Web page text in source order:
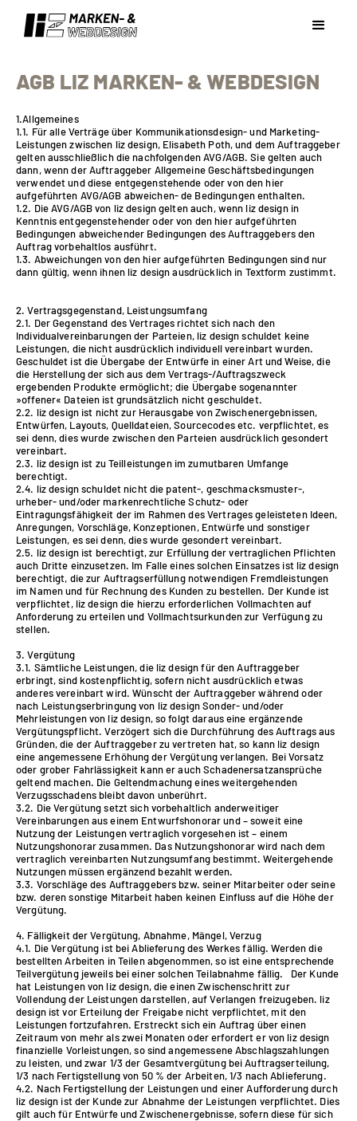
AGB LIZ MARKEN- & WEBDESIGN
1.Allgemeines
1.1. Für alle Verträge über Kommunikationsdesign- und Marketing-
Leistungen zwischen liz design, Elisabeth Poth, und dem Auftraggeber
gelten ausschließlich die nachfolgenden AVG/AGB. Sie gelten auch
dann, wenn der Auftraggeber Allgemeine Geschäftsbedingungen
verwendet und diese entgegenstehende oder von den hier
aufgeführten AVG/AGB abweichen- de Bedingungen enthalten.
1.2. Die AVG/AGB von liz design gelten auch, wenn liz design in
Kenntnis entgegenstehender oder von den hier aufgeführten
Bedingungen abweichender Bedingungen des Auftraggebers den
Auftrag vorbehaltlos ausführt.
1.3. Abweichungen von den hier aufgeführten Bedingungen sind nur
dann gültig, wenn ihnen liz design ausdrücklich in Textform zustimmt.
2. Vertragsgegenstand, Leistungsumfang
2.1. Der Gegenstand des Vertrages richtet sich nach den
Individualvereinbarungen der Parteien, liz design schuldet keine
Leistungen, die nicht ausdrücklich individuell vereinbart wurden.
Geschuldet ist die Übergabe der Entwürfe in einer Art und Weise, die
die Herstellung der sich aus dem Vertrags-/Auftragszweck
ergebenden Produkte ermöglicht; die Übergabe sogenannter
»offener« Dateien ist grundsätzlich nicht geschuldet.
2.2. liz design ist nicht zur Herausgabe von Zwischenergebnissen,
Entwürfen, Layouts, Quelldateien, Sourcecodes etc. verpflichtet, es
sei denn, dies wurde zwischen den Parteien ausdrücklich gesondert
vereinbart.
2.3. liz design ist zu Teilleistungen im zumutbaren Umfange
berechtigt.
2.4. liz design schuldet nicht die patent-, geschmacksmuster-,
urheber- und/oder markenrechtliche Schutz- oder
Eintragungsfähigkeit der im Rahmen des Vertrages geleisteten Ideen,
Anregungen, Vorschläge, Konzeptionen, Entwürfe und sonstiger
Leistungen, es sei denn, dies wurde gesondert vereinbart.
2.5. liz design ist berechtigt, zur Erfüllung der vertraglichen Pflichten
auch Dritte einzusetzen. Im Falle eines solchen Einsatzes ist liz design
berechtigt, die zur Auftragserfüllung notwendigen Fremdleistungen
im Namen und für Rechnung des Kunden zu bestellen. Der Kunde ist
verpflichtet, liz design die hierzu erforderlichen Vollmachten auf
Anforderung zu erteilen und Vollmachtsurkunden zur Verfügung zu
stellen.
3. Vergütung
3.1. Sämtliche Leistungen, die liz design für den Auftraggeber
erbringt, sind kostenpflichtig, sofern nicht ausdrücklich etwas
anderes vereinbart wird. Wünscht der Auftraggeber während oder
nach Leistungserbringung von liz design Sonder- und/oder
Mehrleistungen von liz design, so folgt daraus eine ergänzende
Vergütungspflicht. Verzögert sich die Durchführung des Auftrags aus
Gründen, die der Auftraggeber zu vertreten hat, so kann liz design
eine angemessene Erhöhung der Vergütung verlangen. Bei Vorsatz
oder grober Fahrlässigkeit kann er auch Schadenersatzansprüche
geltend machen. Die Geltendmachung eines weitergehenden
Verzugsschadens bleibt davon unberührt.
3.2. Die Vergütung setzt sich vorbehaltlich anderweitiger
Vereinbarungen aus einem Entwurfshonorar und – soweit eine
Nutzung der Leistungen vertraglich vorgesehen ist – einem
Nutzungshonorar zusammen. Das Nutzungshonorar wird nach dem
vertraglich vereinbarten Nutzungsumfang bestimmt. Weitergehende
Nutzungen müssen ergänzend bezahlt werden.
3.3. Vorschläge des Auftraggebers bzw. seiner Mitarbeiter oder seine
bzw. deren sonstige Mitarbeit haben keinen Einfluss auf die Höhe der
Vergütung.
4. Fälligkeit der Vergütung, Abnahme, Mängel, Verzug
4.1. Die Vergütung ist bei Ablieferung des Werkes fällig. Werden die
bestellten Arbeiten in Teilen abgenommen, so ist eine entsprechende
Teilvergütung jeweils bei einer solchen Teilabnahme fällig. Der Kunde
hat Leistungen von liz design, die einen Zwischenschritt zur
Vollendung der Leistungen darstellen, auf Verlangen freizugeben. liz
design ist vor Erteilung der Freigabe nicht verpflichtet, mit den
Leistungen fortzufahren. Erstreckt sich ein Auftrag über einen
Zeitraum von mehr als zwei Monaten oder erfordert er von liz design
finanzielle Vorleistungen, so sind angemessene Abschlagszahlungen
zu leisten, und zwar 1/3 der Gesamtvergütung bei Auftragserteilung,
1/3 nach Fertigstellung von 50 % der Arbeiten, 1/3 nach Ablieferung.
4.2. Nach Fertigstellung der Leistungen und einer Aufforderung durch
liz design ist der Kunde zur Abnahme der Leistungen verpflichtet. Dies
gilt auch für Entwürfe und Zwischenergebnisse, sofern diese für sich